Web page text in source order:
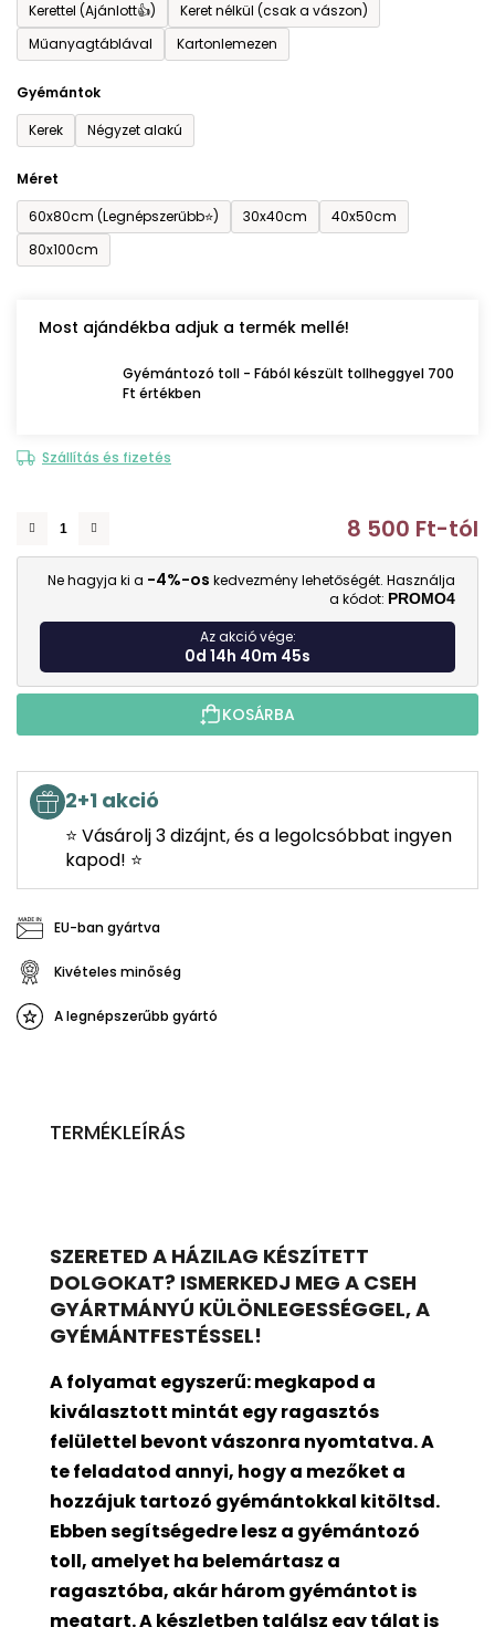
Kerettel (Ajánlott👍)
Keret nélkül (csak a vászon)
Műanyagtáblával
Kartonlemezen
Gyémántok
Kerek
Négyzet alakú
Méret
60x80cm (Legnépszerűbb⭐)
30x40cm
40x50cm
80x100cm
Most ajándékba adjuk a termék mellé!
Gyémántozó toll - Fából készült tollheggyel 700
Ft értékben
Szállítás és fizetés
8 500 Ft-tól
Ne hagyja ki a -4%-os kedvezmény lehetőségét. Használja
a kódot: PROMO4
Az akció vége:
0d 14h 40m 44s
KOSÁRBA
2+1 akció
⭐ Vásárolj 3 dizájnt, és a legolcsóbbat ingyen
kapod! ⭐
EU-ban gyártva
Kivételes minőség
A legnépszerűbb gyártó
TERMÉKLEÍRÁS
SZERETED A HÁZILAG KÉSZÍTETT
DOLGOKAT? ISMERKEDJ MEG A CSEH
GYÁRTMÁNYÚ KÜLÖNLEGESSÉGGEL, A
GYÉMÁNTFESTÉSSEL!
A folyamat egyszerű: megkapod a
kiválasztott mintát egy ragasztós
felülettel bevontvászonra nyomtatva. A
te feladatod annyi, hogy a mezőket a
hozzájuk tartozó gyémántokkal kitöltsd.
Ebben segítségedre lesz a gyémántozó
toll, amelyet ha belemártasz a
ragasztóba, akár három gyémántot is
megtart. A készletben találsz egy tálat is